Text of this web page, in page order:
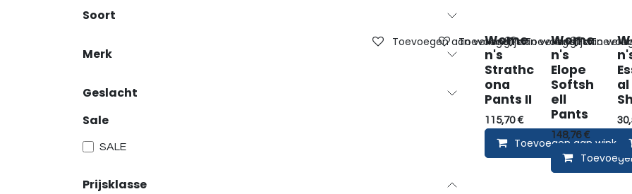
Soort
Merk
Geslacht
Sale
SALE
Prijsklasse
Wome
n's
Strathc
ona
Pants II
115,70€
Toevoegen aan
Toevoegen aan verlanglijst
Wome
n's
Elope
Softsh
ell
Pants
148,76€
Toevoegen aan verlanglijst
Toevoegen aan